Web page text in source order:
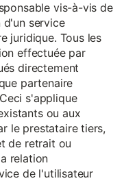
vis-à-vis de
d'un service
juridique. Tous les
effectuée par
directement
partenaire
s'applique
ou aux
le prestataire tiers,
de retrait ou
relation
de l'utilisateur